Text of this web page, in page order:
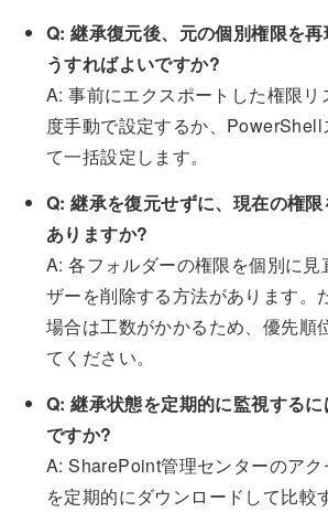
Q: 継承復元後、元の個別権限を
うすればよいですか?
A: 事前にエクスポートした権限
度手動で設定するか、PowerShell
て一括設定します。
Q: 継承を復元せずに、現在の権
ありますか?
A: 各フォルダーの権限を個別に見
ザーを削除する方法があります。
場合は工数がかかるため、優先順
てください。
Q: 継承状態を定期的に監視する
ですか?
A: SharePoint管理センターのアク
を定期的にダウンロードして比較